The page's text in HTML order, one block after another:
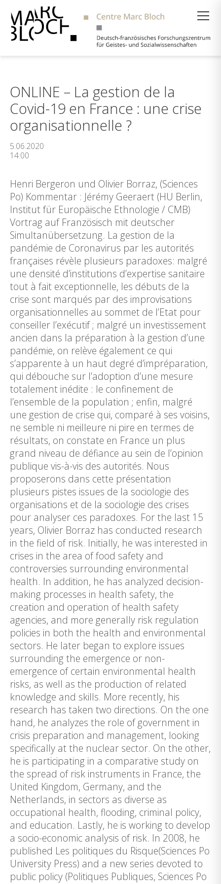
ONLINE – La gestion de la
Covid-19 en France : une crise
organisationnelle ?
5.06.2020
14:00
Henri Bergeron und Olivier Borraz, (Sciences
Po) Kommentar : Jérémy Geeraert (HU Berlin,
Institut für Europäische Ethnologie / CMB)
Vortrag auf Französisch mit deutscher
Simultanübersetzung. La gestion de la
pandémie de Coronavirus par les autorités
françaises révèle plusieurs paradoxes: malgré
une densité d’institutions d’expertise sanitaire
tout à fait exceptionnelle, les débuts de la
crise sont marqués par des improvisations
organisationnelles au sommet de l’Etat pour
conseiller l’exécutif ; malgré un investissement
ancien dans la préparation à la gestion d’une
pandémie, on relève également ce qui
s’apparente à un haut degré d’impréparation,
qui débouche sur l’adoption d’une mesure
totalement inédite : le confinement de
l’ensemble de la population ; enfin, malgré
une gestion de crise qui, comparé à ses voisins,
ne semble ni meilleure ni pire en termes de
résultats, on constate en France un plus
grand niveau de défiance au sein de l’opinion
publique vis-à-vis des autorités. Nous
proposerons dans cette présentation
plusieurs pistes issues de la sociologie des
organisations et de la sociologie des crises
pour analyser ces paradoxes. For the last 15
years, Olivier Borraz has conducted research
in the field of risk. Initially, he was interested in
crises in the area of food safety and
controversies surrounding environmental
health. In addition, he has analyzed decision-
making processes in health safety, the
creation and operation of health safety
agencies, and more generally risk regulation
policies in both the health and environmental
sectors. He later began to explore issues
surrounding the emergence or non-
emergence of certain environmental health
risks, as well as the production of related
knowledge and skills. More recently, his
research has taken two directions. On the one
hand, he analyzes the role of government in
crisis preparation and management, looking
specifically at the nuclear sector. On the other,
he is participating in a comparative study on
the spread of risk instruments in France, the
United Kingdom, Germany, and the
Netherlands, in sectors as diverse as
occupational health, flooding, criminal policy,
and education. Lastly, he is working to develop
a socio-economic analysis of risk. In 2008, he
published Les politiques du Risque(Sciences Po
University Press) and a new series devoted to
public policy (Politiques Publiques, Sciences Po